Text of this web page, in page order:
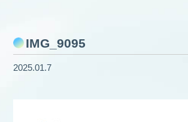
IMG_9095
2025.01.7